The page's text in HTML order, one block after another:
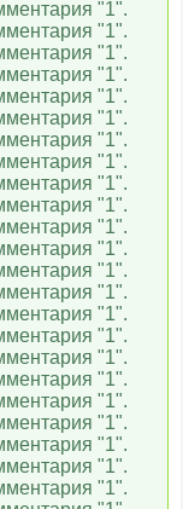
"1".
"1".
"1".
"1".
"1".
"1".
"1".
"1".
"1".
"1".
"1".
"1".
"1".
"1".
"1".
"1".
"1".
"1".
"1".
"1".
"1".
"1".
"1".